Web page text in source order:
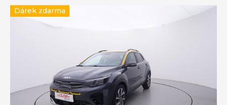
Dárek zdarma